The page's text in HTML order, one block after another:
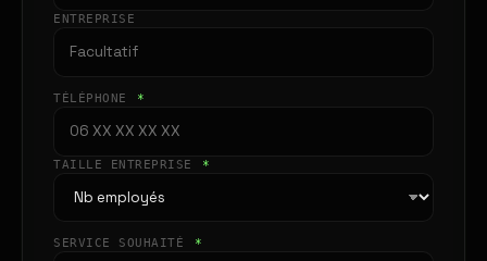
ENTREPRISE
TÉLÉPHONE *
TAILLE ENTREPRISE *
SERVICE SOUHAITÉ *